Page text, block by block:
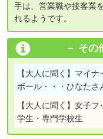
手は、営業職や接客業
れるようです。
その
【大人に聞く】 マイナ
ボール・・・ひなたさ
【大人に聞く】 女子フ
学生・専門学校生